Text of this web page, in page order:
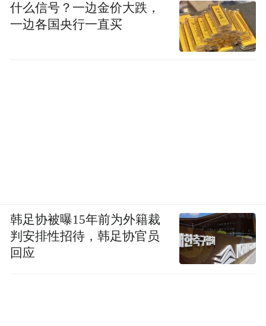
什么信号？一边金价大跌，
一边各国央行一直买
韩足协被曝15年前为外籍裁
判安排性招待，韩足协官员
回应